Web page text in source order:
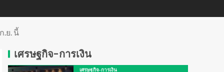
.ย. นี้
เศรษฐกิจ-การเงิน
เศรษฐกิจ-การเงิน